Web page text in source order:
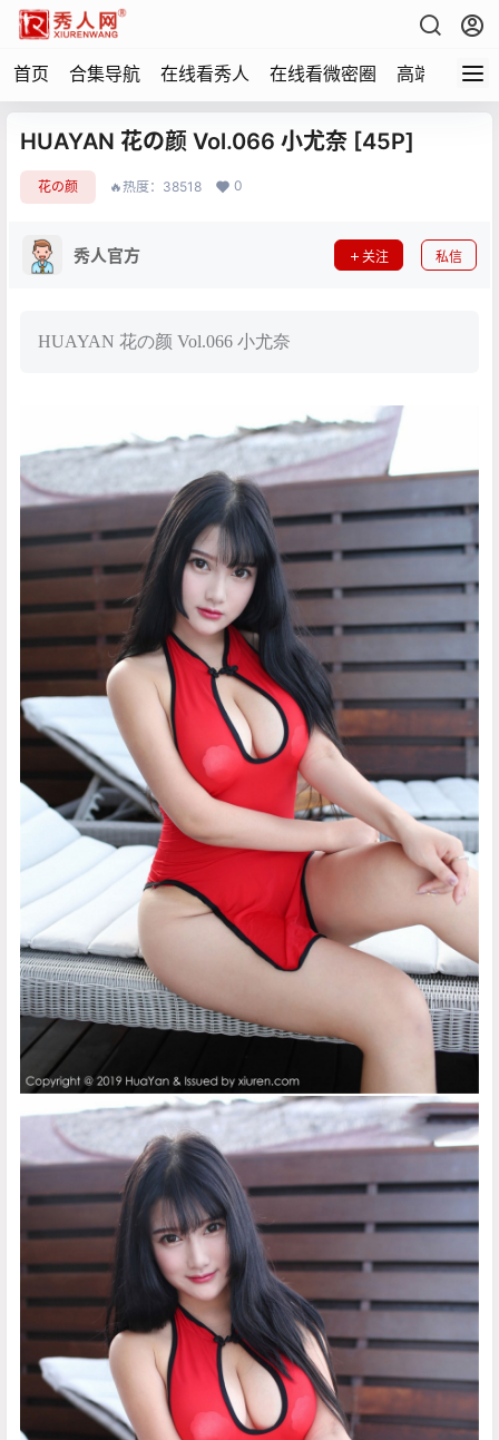
首页 合集导航 在线看秀人 在线看微密圈 高端写真
HUAYAN 花の颜 Vol.066 小尤奈 [45P]
花の颜 🔥热度：38518 0
秀人官方 关注 私信
HUAYAN 花の颜 Vol.066 小尤奈